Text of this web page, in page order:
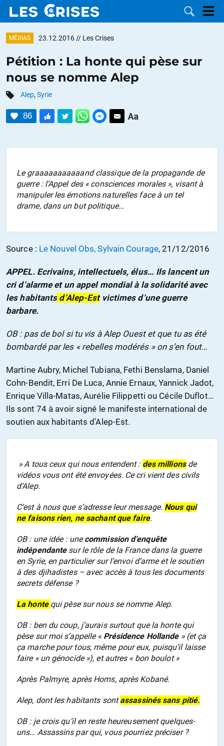
DOSSIERS
CATÉGORIES
CONTACTER
FAIRE UN
MÉDIAS 23.12.2016 // Les Crises
Pétition : La honte qui pèse sur
nous se nomme Alep
Alep, Syrie
86
Le graaaaaaaaaaand classique de la propagande de
guerre : l’Appel des « consciences morales », visant à
manipuler les émotions naturelles face à un tel
drame, dans un but politique…
Source : Le Nouvel Obs, Sylvain Courage,21/12/2016
APPEL. Ecrivains, intellectuels, élus… Ils lancent un
cri d’alarme et un appel mondial à la solidarité avec
les habitants d’Alep-Estvictimes d’une guerre
barbare.
OB : pas de bol si tu vis à Alep Ouest et que tu as été
bombardé par les « rebelles modérés » on s’en fout…
Martine Aubry, Michel Tubiana, Fethi Benslama, Daniel
Cohn-Bendit, Erri De Luca, Annie Ernaux, Yannick Jadot,
Enrique Villa-Matas, Aurélie Filippetti ou Cécile Duflot…
Ils sont 74 à avoir signé le manifeste international de
soutien aux habitants d’Alep-Est.
» A tous ceux qui nous entendent : des millionsde
vidéos vous ont été envoyées. Ce cri vient des civils
d’Alep.
C’est à nous que s’adresse leur message. Nous qui
ne faisons rien, ne sachant que faire.
OB : une idée : unecommission d’enquête
indépendantesur le rôle de la France dans la guerre
en Syrie, en particulier sur l’envoi d’arme et le soutien
à des djihadistes – avec accès à tous les documents
secrets défense ?
La honte qui pèse sur nous se nomme Alep.
OB : ben du coup, j’aurais surtout que la honte qui
pèse sur moi s’appelle « Présidence Hollande» (et ça
ça marche pour tous, même pour eux, puisqu’il laisse
faire « un génocide »), et autres « bon boulot »
Après Palmyre, après Homs, après Kobané.
Alep, dont les habitants sontassassinés sans pitié.
OB : je crois qu’il en reste heureusement quelques-
uns… Assassins par qui, vous pourriez préciser ?